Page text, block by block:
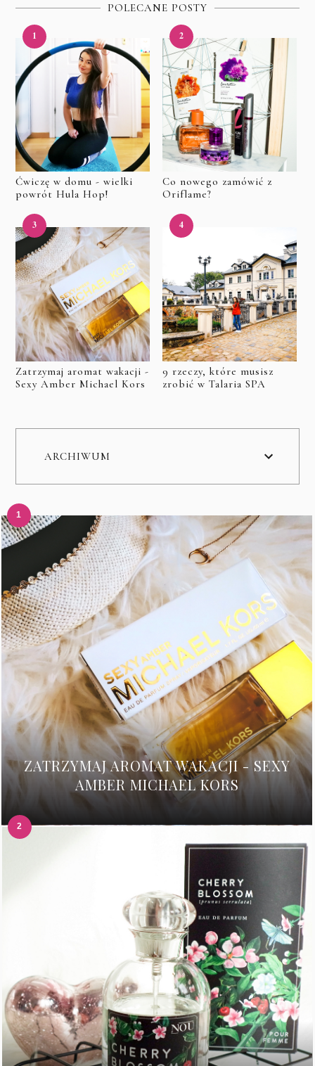
POLECANE POSTY
Ćwiczę w domu - wielki
powrót Hula Hop!
Co nowego zamówić z
Oriflame?
Zatrzymaj aromat wakacji -
Sexy Amber Michael Kors
9 rzeczy, które musisz
zrobić w Talaria SPA
ARCHIWUM
ZATRZYMAJ AROMAT WAKACJI - SEXY
AMBER MICHAEL KORS